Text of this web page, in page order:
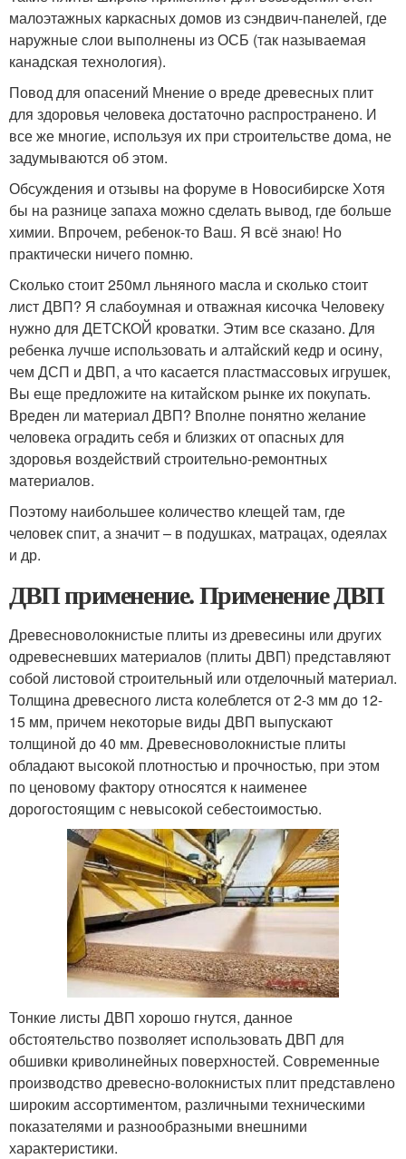
малоэтажных каркасных домов из сэндвич-панелей, где
наружные слои выполнены из ОСБ (так называемая
канадская технология).
Повод для опасений Мнение о вреде древесных плит
для здоровья человека достаточно распространено. И
все же многие, используя их при строительстве дома, не
задумываются об этом.
Обсуждения и отзывы на форуме в Новосибирске Хотя
бы на разнице запаха можно сделать вывод, где больше
химии. Впрочем, ребенок-то Ваш. Я всё знаю! Но
практически ничего помню.
Сколько стоит 250мл льняного масла и сколько стоит
лист ДВП? Я слабоумная и отважная кисочка Человеку
нужно для ДЕТСКОЙ кроватки. Этим все сказано. Для
ребенка лучше использовать и алтайский кедр и осину,
чем ДСП и ДВП, а что касается пластмассовых игрушек,
Вы еще предложите на китайском рынке их покупать.
Вреден ли материал ДВП? Вполне понятно желание
человека оградить себя и близких от опасных для
здоровья воздействий строительно-ремонтных
материалов.
Поэтому наибольшее количество клещей там, где
человек спит, а значит – в подушках, матрацах, одеялах
и др.
ДВП применение. Применение ДВП
Древесноволокнистые плиты из древесины или других
одревесневших материалов (плиты ДВП) представляют
собой листовой строительный или отделочный материал.
Толщина древесного листа колеблется от 2-3 мм до 12-
15 мм, причем некоторые виды ДВП выпускают
толщиной до 40 мм. Древесноволокнистые плиты
обладают высокой плотностью и прочностью, при этом
по ценовому фактору относятся к наименее
дорогостоящим с невысокой себестоимостью.
Тонкие листы ДВП хорошо гнутся, данное
обстоятельство позволяет использовать ДВП для
обшивки криволинейных поверхностей. Современные
производство древесно-волокнистых плит представлено
широким ассортиментом, различными техническими
показателями и разнообразными внешними
характеристики.